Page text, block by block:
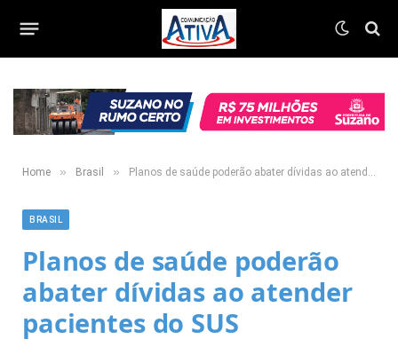
Home » Brasil » Planos de saúde poderão abater dívidas ao atender pacientes do SUS
BRASIL
Planos de saúde poderão
abater dívidas ao atender
pacientes do SUS